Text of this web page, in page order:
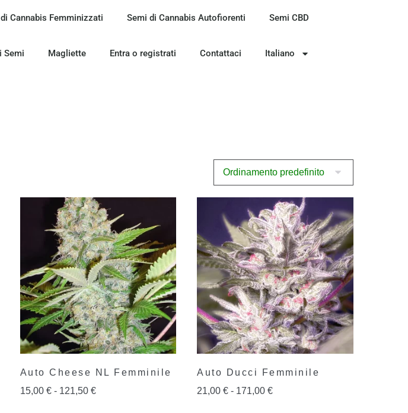
Cannabis Femminizzati Semi di Cannabis Autofiorenti Semi CBD
Semi Magliette Entra o registrati Contattaci Italiano
Auto Cheese NL Femminile
15,00 € - 121,50 €
Auto Ducci Femminile
21,00€ - 171,00€